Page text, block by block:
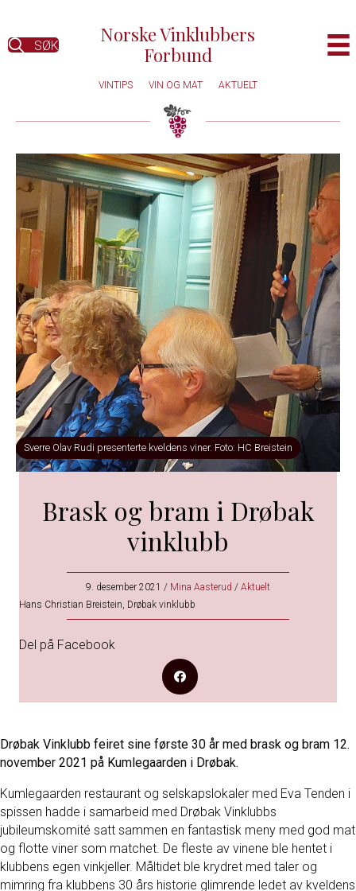
SØK
Norske Vinklubbers
Forbund
VINTIPS VIN OG MAT AKTUELT
Sverre Olav Rudi presenterte kveldens viner. Foto: HC Breistein
Brask og bram i Drøbak
vinklubb
9. desember 2021 / Mina Aasterud / Aktuelt
Hans Christian Breistein, Drøbak vinklubb
Del på Facebook
Drøbak Vinklubb feiret sine første 30 år med brask og bram 12.
november 2021 på Kumlegaarden i Drøbak.
Kumlegaarden restaurant og selskapslokaler med Eva Tenden i
spissen hadde i samarbeid med Drøbak Vinklubbs
jubileumskomité satt sammen en fantastisk meny med god mat
og flotte viner som matchet. De fleste av vinene ble hentet i
klubbens egen vinkjeller. Måltidet ble krydret med taler og
mimring fra klubbens 30 års historie glimrende ledet av kveldens